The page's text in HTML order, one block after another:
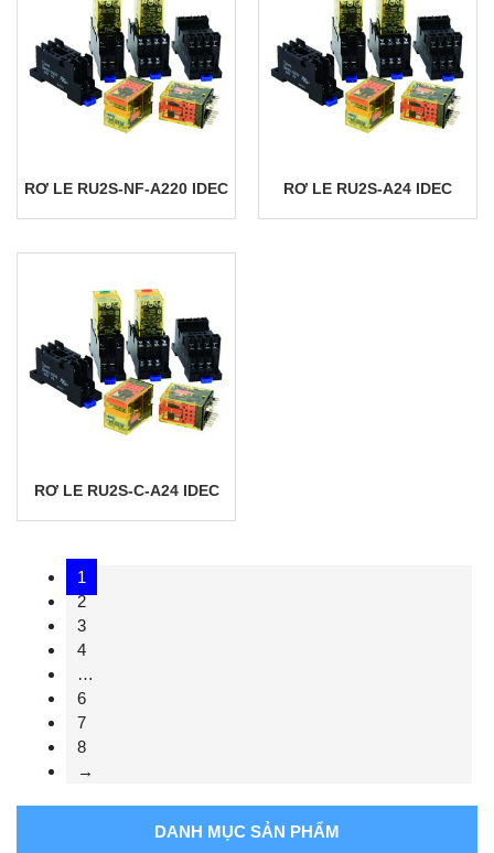
RƠ LE RU2S-NF-A220 IDEC RƠ LE RU2S-A24 IDEC
RƠ LE RU2S-C-A24 IDEC
1
2
3
4
…
6
7
8
→
DANH MỤC SẢN PHẨM